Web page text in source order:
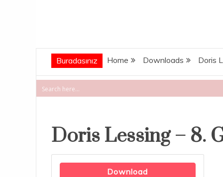
Buradasınız Home Downloads Doris
Doris Lessing – 8.
Download